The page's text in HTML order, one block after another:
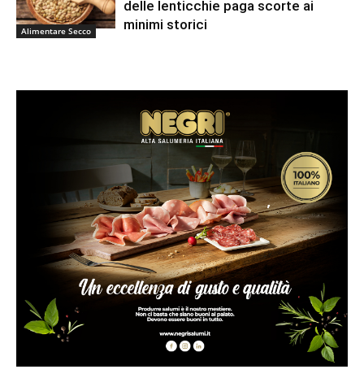
Alimentare Secco
delle lenticchie paga scorte ai
minimi storici